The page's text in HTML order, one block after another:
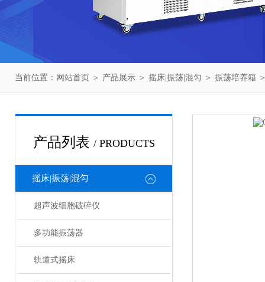
当前位置： 网站首页 ＞ 产品展示 ＞ 摇床|振荡|混匀 ＞ 振荡培养箱
产品列表 / PRODUCTS
摇床|振荡|混匀
超声波细胞破碎仪
多功能振荡器
轨道式摇床